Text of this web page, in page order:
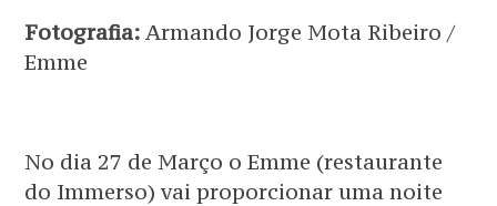
Fotografia:Armando Jorge Mota Ribeiro /
Emme
No dia 27 de Março o Emme (restaurante
do Immerso) vai proporcionar uma noite